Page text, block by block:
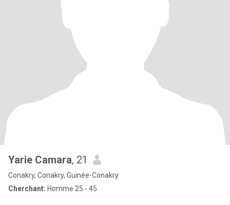
Yarie Camara, 21
Conakry, Conakry, Guinée-Conakry
Cherchant: Homme 25 - 45